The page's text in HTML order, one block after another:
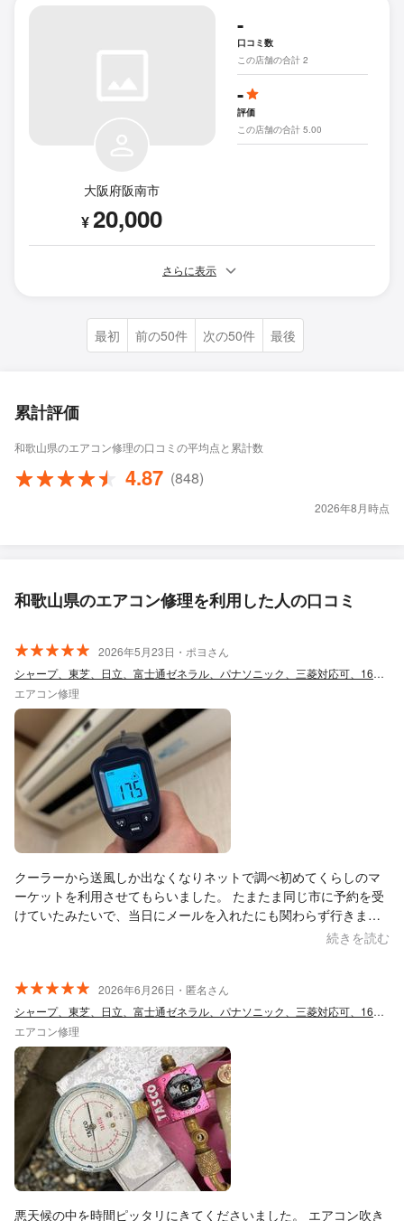
大阪府阪南市
¥20,000
-
口コミ数
この店舗の合計 2
-
評価
この店舗の合計 5.00
さらに表示
最初 前の50件 次の50件 最後
累計評価
和歌山県のエアコン修理の口コミの平均点と累計数
4.87 (848)
2026年8月時点
和歌山県のエアコン修理を利用した人の口コミ
2026年5月23日・ポヨさん
シャープ、東芝、日立、富士通ゼネラル、パナソニック、三菱対応可、16年2万件実績
エアコン修理
クーラーから送風しか出なくなりネットで調べ初めてくらしのマ
ーケットを利用させてもらいました。 たまたま同じ市に予約を受
けていたみたいで、当日にメールを入れたにも関わらず行きまし
ょうか？と言って来てくれました。ガス漏れで補充をしてもら
てます。また何かあれば久保電気さんにお願いしたいと思いま
す。
続きを読む
2026年6月26日・匿名さん
シャープ、東芝、日立、富士通ゼネラル、パナソニック、三菱対応可、16年2万件実績
エアコン修理
悪天候の中を時間ピッタリにきてくださいました。 エアコン吹き